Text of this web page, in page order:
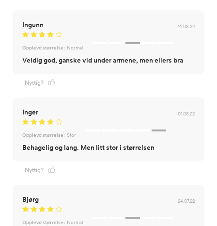
Ingunn 14.08.22
Opplevd størrelse: Normal
Veldig god, ganske vid under armene, men ellers bra
Nyttig?
Inger 01.08.22
Opplevd størrelse: Stor
Behagelig og lang. Men litt stor i størrelsen
Nyttig?
Bjørg 24.07.22
Opplevd størrelse: Normal